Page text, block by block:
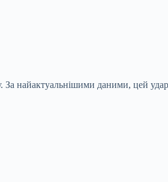
найактуальнішими даними, цей